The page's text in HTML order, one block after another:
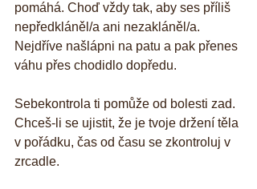
pomáhá. Choď vždy tak, aby ses příliš
nepředkláněl/a ani nezakláněl/a.
Nejdříve našlápni na patu a pak přenes
váhu přes chodidlo dopředu.
Sebekontrola ti pomůže od bolesti zad.
Chceš-li se ujistit, že je tvoje držení těla
v pořádku, čas od času se zkontroluj v
zrcadle.